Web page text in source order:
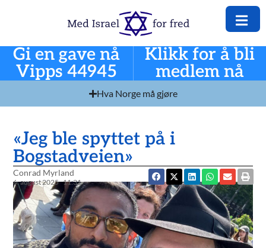
Gi en gave nå
Vipps 44945
Klikk for å bli
medlem nå
Hva Norge må gjøre
«Jeg ble spyttet på i
Bogstadveien»
Conrad Myrland
6. august 2025 11:31